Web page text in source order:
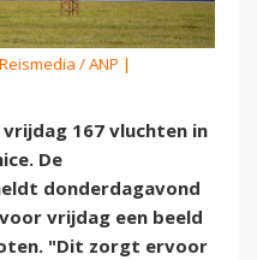
Reismedia / ANP |
vrijdag 167 vluchten in
De
donderdagavond
vrijdag een beeld
"Dit zorgt ervoor